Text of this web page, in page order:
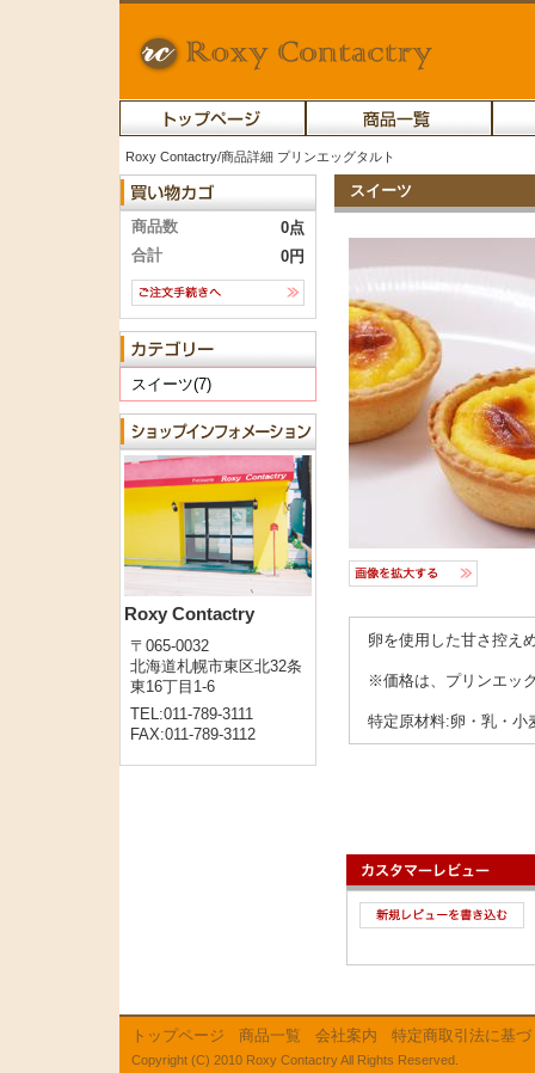
Roxy Contactry/商品詳細 プリンエッグタルト
商品数
0点
合計
0円
スイーツ(7)
Roxy Contactry
〒065-0032
北海道札幌市東区北32条
東16丁目1-6
TEL:011-789-3111
FAX:011-789-3112
スイーツ
卵を使用した甘さ控え
※価格は、プリンエッ
特定原材料:卵・乳・小
トップページ 商品一覧 会社案内 特定商取引法に基づ
Copyright (C) 2010 Roxy Contactry All Rights Reserved.